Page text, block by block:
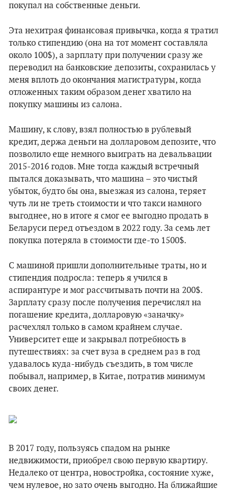
покупал на собственные деньги.
Эта нехитрая финансовая привычка, когда я тратил
только стипендию (она на тот момент составляла
около 100$), а зарплату при получении сразу же
переводил на банковские депозиты, сохранилась у
меня вплоть до окончания магистратуры, когда
отложенных таким образом денег хватило на
покупку машины из салона.
Машину, к слову, взял полностью в рублевый
кредит, держа деньги на долларовом депозите, что
позволило еще немного выиграть на девальвации
2015-2016 годов. Мне тогда каждый встречный
пытался доказывать, что машина – это чистый
убыток, будто бы она, выезжая из салона, теряет
чуть ли не треть стоимости и что такси намного
выгоднее, но в итоге я смог ее выгодно продать в
Беларуси перед отъездом в 2022 году. За семь лет
покупка потеряла в стоимости где-то 1500$.
С машиной пришли дополнительные траты, но и
стипендия подросла: теперь я учился в
аспирантуре и мог рассчитывать почти на 200$.
Зарплату сразу после получения перечислял на
погашение кредита, долларовую «заначку»
расчехлял только в самом крайнем случае.
Университет еще и закрывал потребность в
путешествиях: за счет вуза в среднем раз в год
удавалось куда-нибудь съездить, в том числе
побывал, например, в Китае, потратив минимум
своих денег.
В 2017 году, пользуясь спадом на рынке
недвижимости, приобрел свою первую квартиру.
Недалеко от центра, новостройка, состояние хуже,
чем нулевое, но зато очень выгодно. На ближайшие